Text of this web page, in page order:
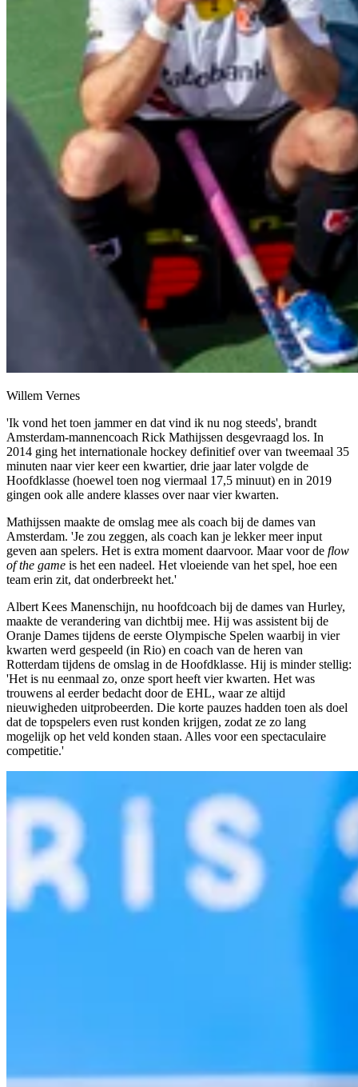
Willem Vernes
'Ik vond het toen jammer en dat vind ik nu nog steeds', brandt
Amsterdam-mannencoach Rick Mathijssen desgevraagd los. In
2014 ging het internationale hockey definitief over van tweemaal 35
minuten naar vier keer een kwartier, drie jaar later volgde de
Hoofdklasse (hoewel toen nog viermaal 17,5 minuut) en in 2019
gingen ook alle andere klasses over naar vier kwarten.
Mathijssen maakte de omslag mee als coach bij de dames van
Amsterdam. 'Je zou zeggen, als coach kan je lekker meer input
geven aan spelers. Het is extra moment daarvoor. Maar voor de flow
of the game is het een nadeel. Het vloeiende van het spel, hoe een
team erin zit, dat onderbreekt het.'
Albert Kees Manenschijn, nu hoofdcoach bij de dames van Hurley,
maakte de verandering van dichtbij mee. Hij was assistent bij de
Oranje Dames tijdens de eerste Olympische Spelen waarbij in vier
kwarten werd gespeeld (in Rio) en coach van de heren van
Rotterdam tijdens de omslag in de Hoofdklasse. Hij is minder stellig:
'Het is nu eenmaal zo, onze sport heeft vier kwarten. Het was
trouwens al eerder bedacht door de EHL, waar ze altijd
nieuwigheden uitprobeerden. Die korte pauzes hadden toen als doel
dat de topspelers even rust konden krijgen, zodat ze zo lang
mogelijk op het veld konden staan. Alles voor een spectaculaire
competitie.'